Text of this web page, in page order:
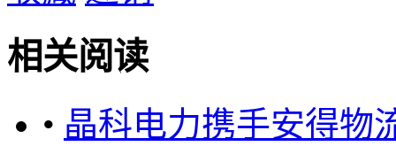
相关阅读
• 晶科电力携手安得物